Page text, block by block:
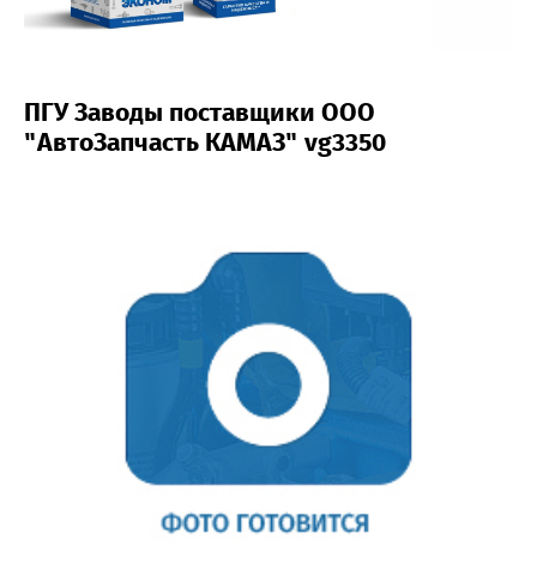
ПГУ Заводы поставщики ООО
"АвтоЗапчасть КАМАЗ" vg3350